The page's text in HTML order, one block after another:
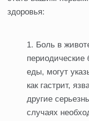
здоровья:
Боль в
периодические
еды, могут
как гастрит,
другие
случаях